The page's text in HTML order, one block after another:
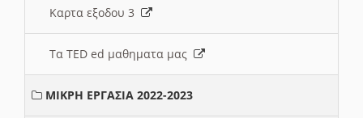
Καρτα εξοδου 3
Τα TED ed μαθηματα μας
ΜΙΚΡΗ ΕΡΓΑΣΙΑ 2022-2023